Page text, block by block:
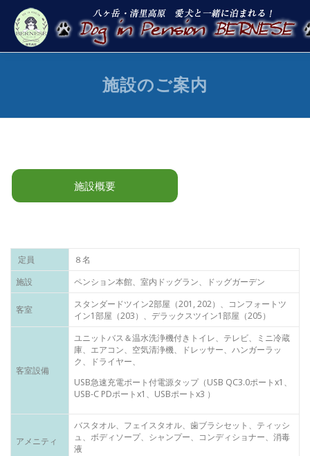
ッ
宿泊案内 施設案内
施設のご案内
施設概要
定員
８名
施設
ペンション本館、室内ドッグラン、ドッグガーデン
客室
スタンダードツイン2部屋（201, 202）、コンフォートツ
イン1部屋（203）、デラックスツイン1部屋（205）
客室設備
ユニットバス＆温水洗浄機付きトイレ、テレビ、ミニ冷蔵
庫、エアコン、空気清浄機、ドレッサー、ハンガーラッ
ク、ドライヤー、
USB急速充電ポート付電源タップ（USB QC3.0ポートx1、
USB-C PDポートx1、USBポートx3 ）
アメニティ
バスタオル、フェイスタオル、歯ブラシセット、ティッシ
ュ、ボディソープ、シャンプー、コンディショナー、消毒
液